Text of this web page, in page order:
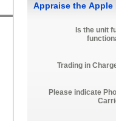
Appraise the Apple
Is the unit
Trading in
Please indicate